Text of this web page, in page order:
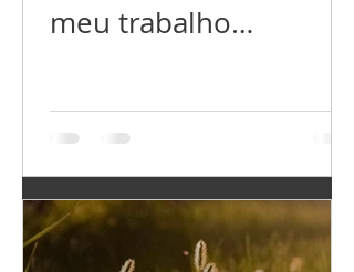
meu trabalho
meu relacionamento
perfeito. Agradeço por
ter tudo que preciso,
e...